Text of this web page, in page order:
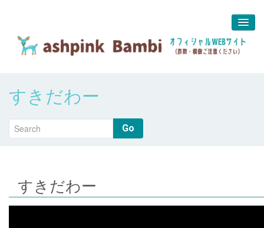
about us
堀江 真代
すきだわー
Go
すきだわー